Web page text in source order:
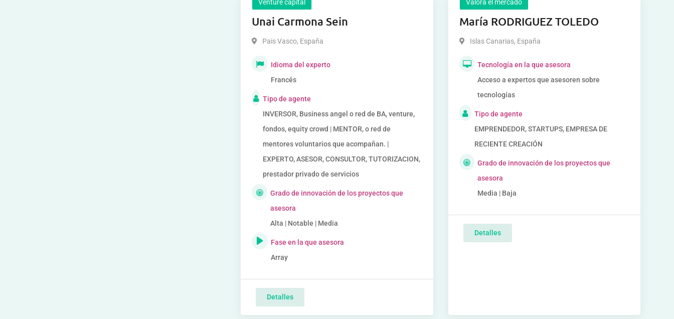
Venture capital
Unai Carmona Sein
Pais Vasco, España
Idioma del experto
Francés
Tipo de agente
INVERSOR, Business angel o red de BA, venture,
fondos, equity crowd | MENTOR, o red de
mentores voluntarios que acompañan. |
EXPERTO, ASESOR, CONSULTOR, TUTORIZACION,
prestador privado de servicios
Grado de innovación de los proyectos que
asesora
Alta | Notable | Media
Fase en la que asesora
Array
Detalles
Valora el mercado
María RODRIGUEZ TOLEDO
Islas Canarias, España
Tecnología en la que asesora
Acceso a expertos que asesoren sobre
tecnologías
Tipo de agente
EMPRENDEDOR, STARTUPS, EMPRESA DE
RECIENTE CREACIÓN
Grado de innovación de los proyectos que
asesora
Media | Baja
Detalles